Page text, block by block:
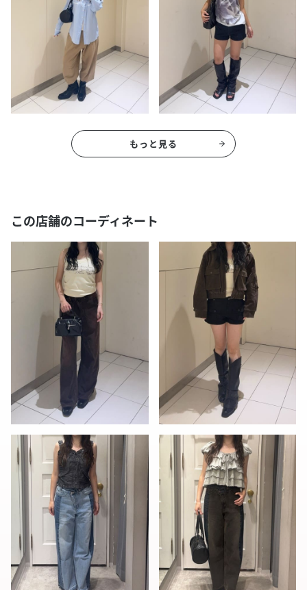
もっと見る
この店舗のコーディネート